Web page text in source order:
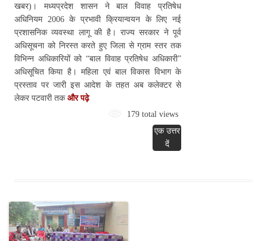
खबर)। मध्यप्रदेश शासन ने बाल विवाह प्रतिषेध
अधिनियम 2006 के प्रभावी क्रियान्वयन के लिए नई
प्रशासनिक व्यवस्था लागू की है। राज्य सरकार ने पूर्व
अधिसूचना को निरस्त करते हुए जिला से ग्राम स्तर तक
विभिन्न अधिकारियों को “बाल विवाह प्रतिषेध अधिकारी”
अधिसूचित किया है। महिला एवं बाल विकास विभाग के
प्रस्ताव पर जारी इस आदेश के तहत अब कलेक्टर से
लेकर पटवारी तक और पढ़े
179 total views
एक उत्तर
दें